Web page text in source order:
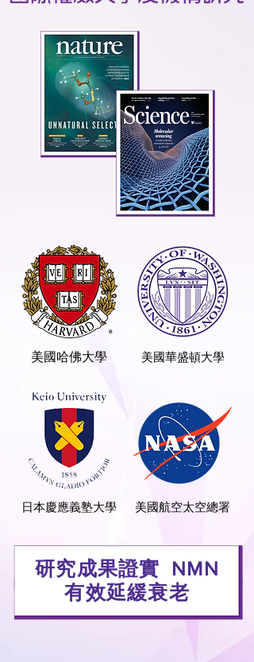
美國哈佛大學 美國華盛頓大學
日本慶應義塾大學 美國航空太空總署
研究成果證實 NMN
有效延緩衰老